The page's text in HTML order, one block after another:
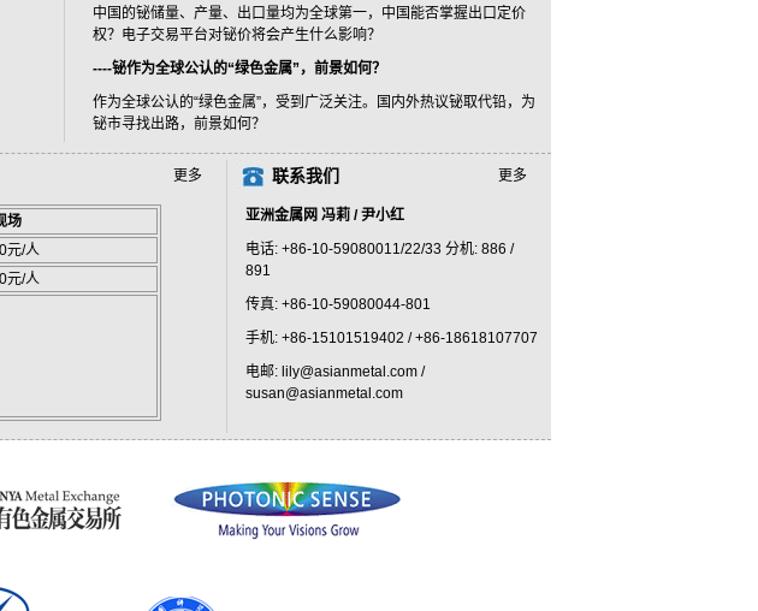
中国的铋储量、产量、出口量均为全球第一，中国能否掌握出口定价
权？电子交易平台对铋价将会产生什么影响？
----铋作为全球公认的“绿色金属”，前景如何？
作为全球公认的“绿色金属”，受到广泛关注。国内外热议铋取代铅，为
铋市寻找出路，前景如何？
更多
场
元/人
元/人
联系我们 更多
亚洲金属网 冯莉 / 尹小红
电话: +86-10-59080011/22/33 分机: 886 /
891
传真: +86-10-59080044-801
手机: +86-15101519402 / +86-18618107707
电邮: lily@asianmetal.com /
susan@asianmetal.com